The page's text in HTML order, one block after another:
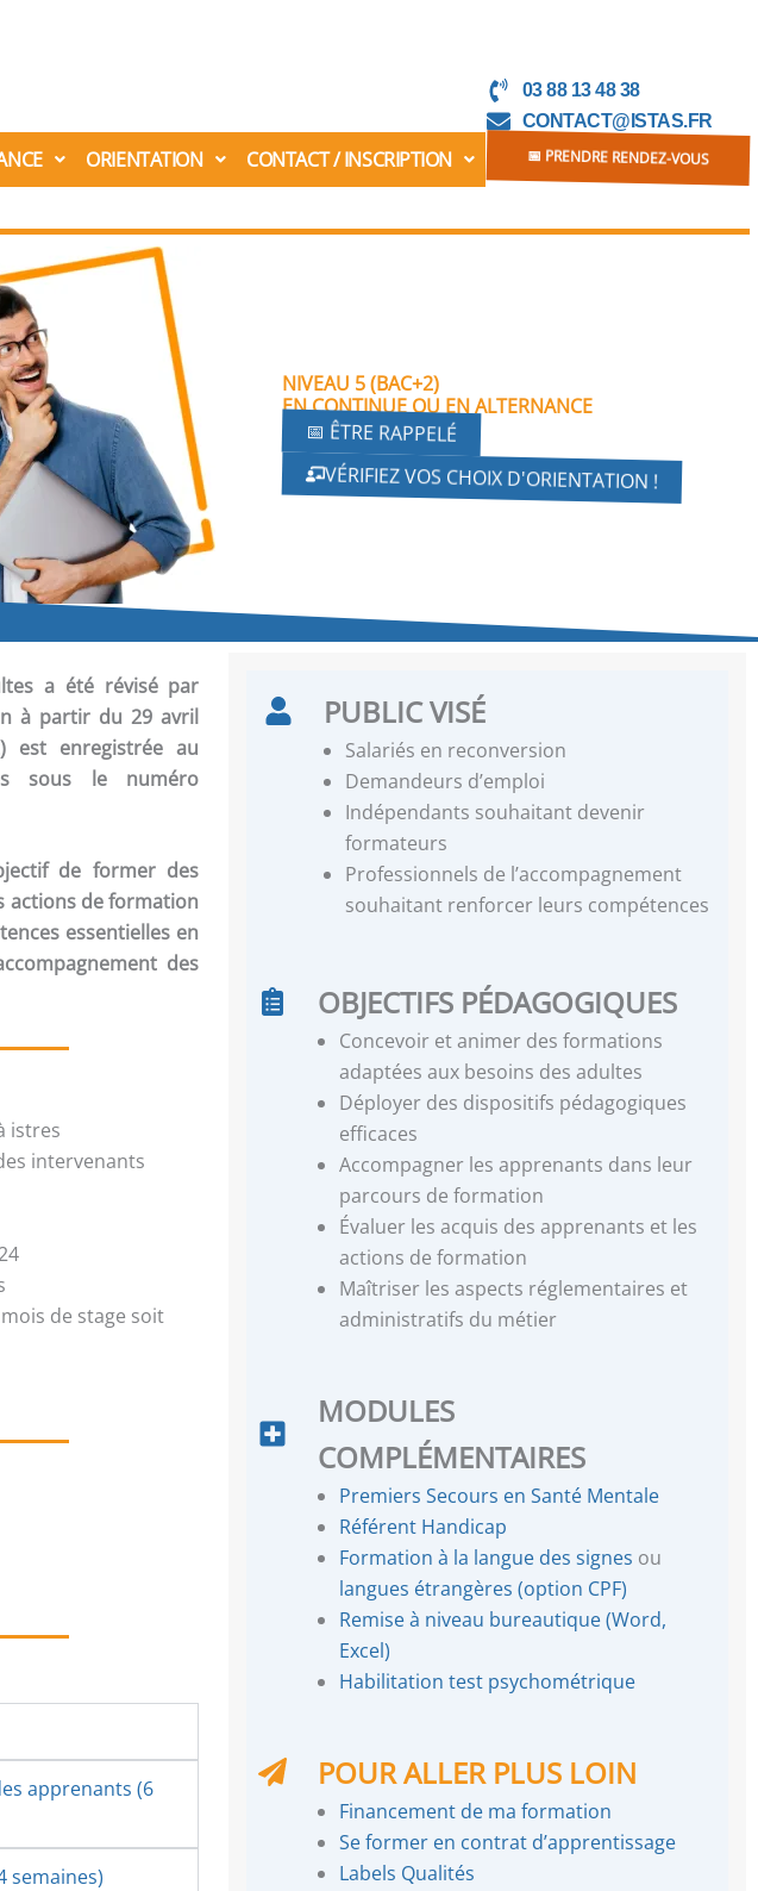
ORIENTATION CONTACT / INSCRIPTION
03 88 13 48 38
CONTACT@ISTAS.FR
📅 PRENDRE RENDEZ-VOUS
NIVEAU 5 (BAC+2)
EN CONTINUE OU EN ALTERNANCE
📅 ÊTRE RAPPELÉ
VÉRIFIEZ VOS CHOIX D'ORIENTATION !
a été révisé par
à partir du 29 avril
est enregistrée au
sous le numéro
de former des
actions de formation
essentielles en
des
istres
intervenants
de stage soit
apprenants (6
semaines)
PUBLIC VISÉ
Salariés en reconversion
Demandeurs d’emploi
Indépendants souhaitant devenir
formateurs
Professionnels de l’accompagnement
souhaitant renforcer leurs compétences
OBJECTIFS PÉDAGOGIQUES
Concevoir et animer des formations
adaptées aux besoins des adultes
Déployer des dispositifs pédagogiques
efficaces
Accompagner les apprenants dans leur
parcours de formation
Évaluer les acquis des apprenants et les
actions de formation
Maîtriser les aspects réglementaires et
administratifs du métier
MODULES
COMPLÉMENTAIRES
Premiers Secours en Santé Mentale
Référent Handicap
Formation à la langue des signes ou
langues étrangères (option CPF)
Remise à niveau bureautique (Word,
Excel)
Habilitation test psychométrique
POUR ALLER PLUS LOIN
Financement de ma formation
Se former en contrat d’apprentissage
Labels Qualités